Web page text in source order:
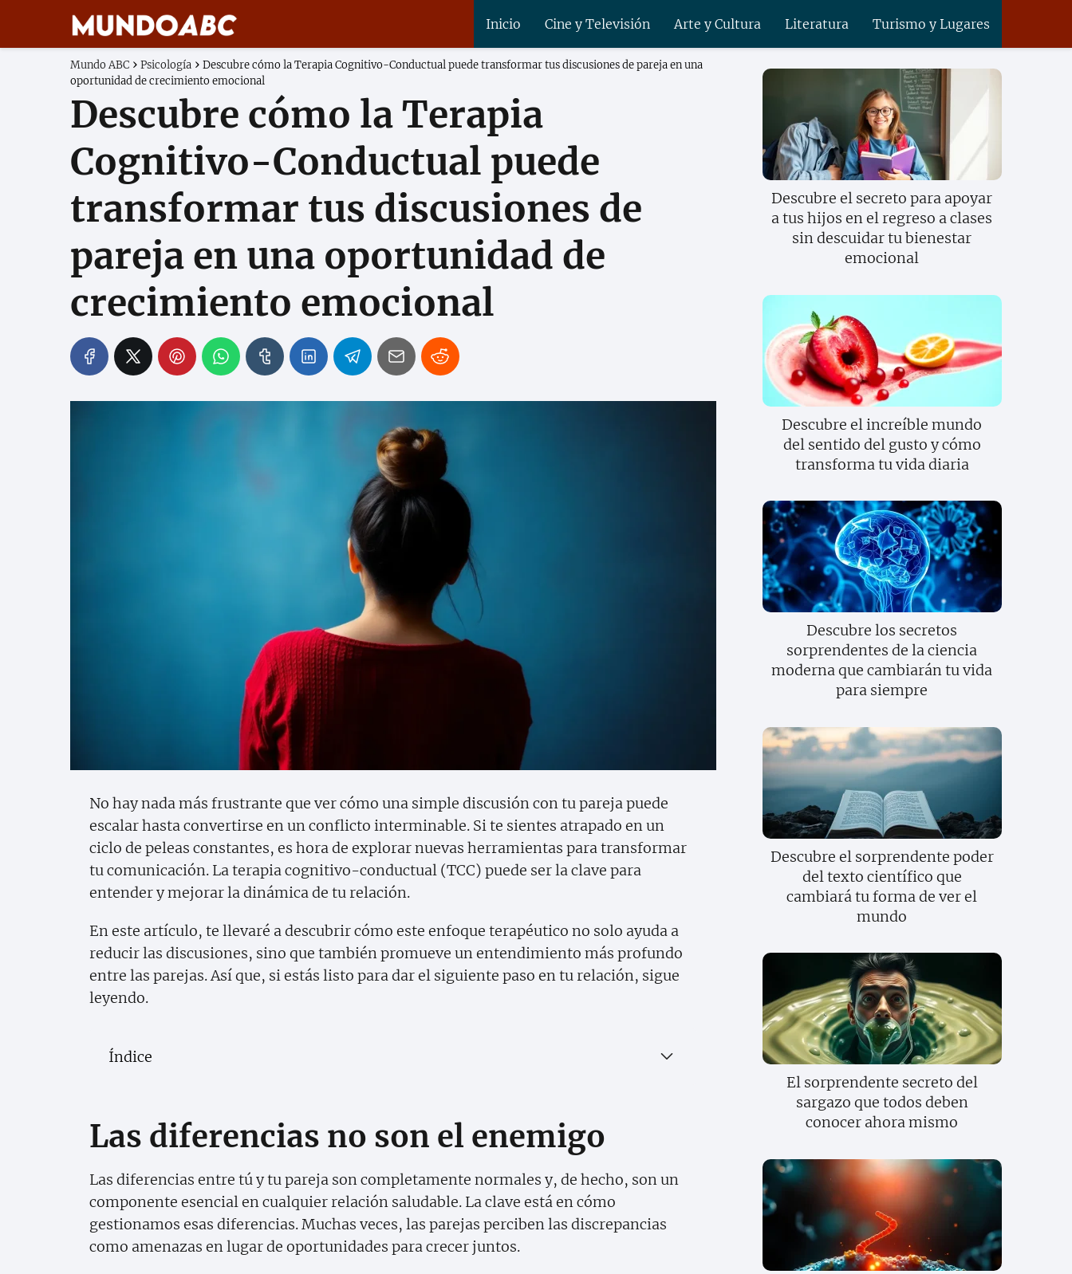
Inicio Cine y Televisión Arte y Cultura Literatura Turismo y Lugares
Mundo ABC Psicología
Descubre cómo la Terapia Cognitivo-Conductual puede transformar tus discusiones de pareja en una
oportunidad de crecimiento emocional
Descubre cómo la Terapia
Cognitivo-Conductual puede
transformar tus discusiones de
pareja en una oportunidad de
crecimiento emocional
No hay nada más frustrante que ver cómo una simple discusión con tu pareja puede
escalar hasta convertirse en un conflicto interminable. Si te sientes atrapado en un
ciclo de peleas constantes, es hora de explorar nuevas herramientas para transformar
tu comunicación. La terapia cognitivo-conductual (TCC) puede ser la clave para
entender y mejorar la dinámica de tu relación.
En este artículo, te llevaré a descubrir cómo este enfoque terapéutico no solo ayuda a
reducir las discusiones, sino que también promueve un entendimiento más profundo
entre las parejas. Así que, si estás listo para dar el siguiente paso en tu relación, sigue
leyendo.
Índice
Las diferencias no son el enemigo
Las diferencias entre tú y tu pareja son completamente normales y, de hecho, son un
componente esencial en cualquier relación saludable. La clave está en cómo
gestionamos esas diferencias. Muchas veces, las parejas perciben las discrepancias
como amenazas en lugar de oportunidades para crecer juntos.
Descubre el secreto para apoyar
a tus hijos en el regreso a clases
sin descuidar tu bienestar
emocional
Descubre el increíble mundo
del sentido del gusto y cómo
transforma tu vida diaria
Descubre los secretos
sorprendentes de la ciencia
moderna que cambiarán tu vida
para siempre
Descubre el sorprendente poder
del texto científico que
cambiará tu forma de ver el
mundo
El sorprendente secreto del
sargazo que todos deben
conocer ahora mismo